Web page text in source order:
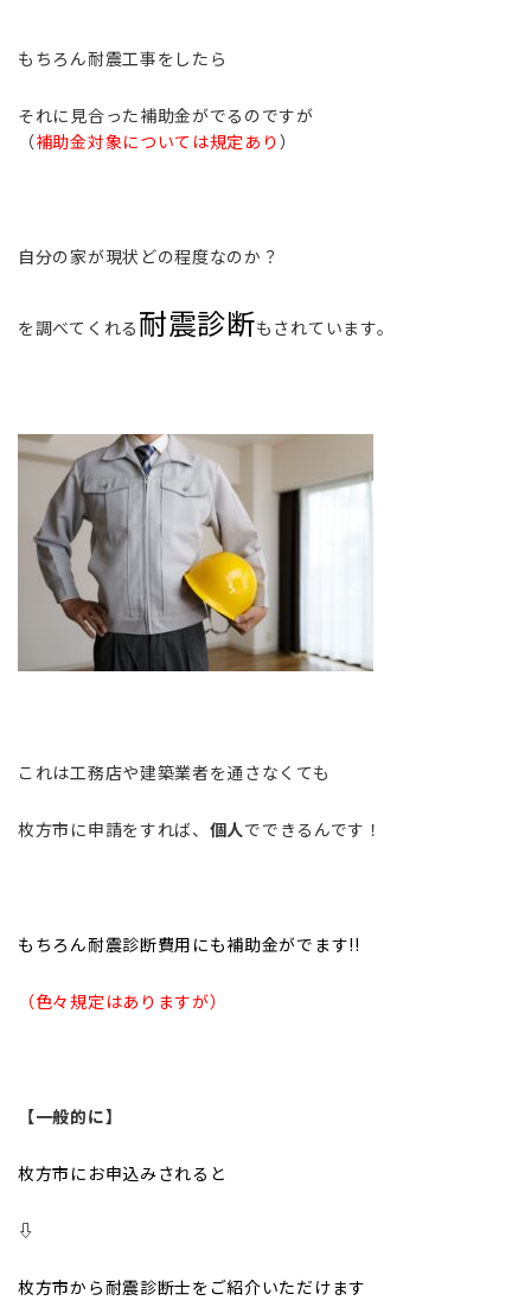
もちろん耐震工事をしたら
それに見合った補助金がでるのですが
（補助金対象については規定あり ）
自分の家が現状どの程度なのか？
を調べてくれる 耐震診断もされています。
これは工務店や建築業者を通さなくても
枚方市に申請をすれば、 個人でできるんです！
もちろん耐震診断費用にも補助金がでます!!
（色々規定はありますが）
【一般的に】
枚方市にお申込みされると
⇩
枚方市から耐震診断士をご紹介いただけます